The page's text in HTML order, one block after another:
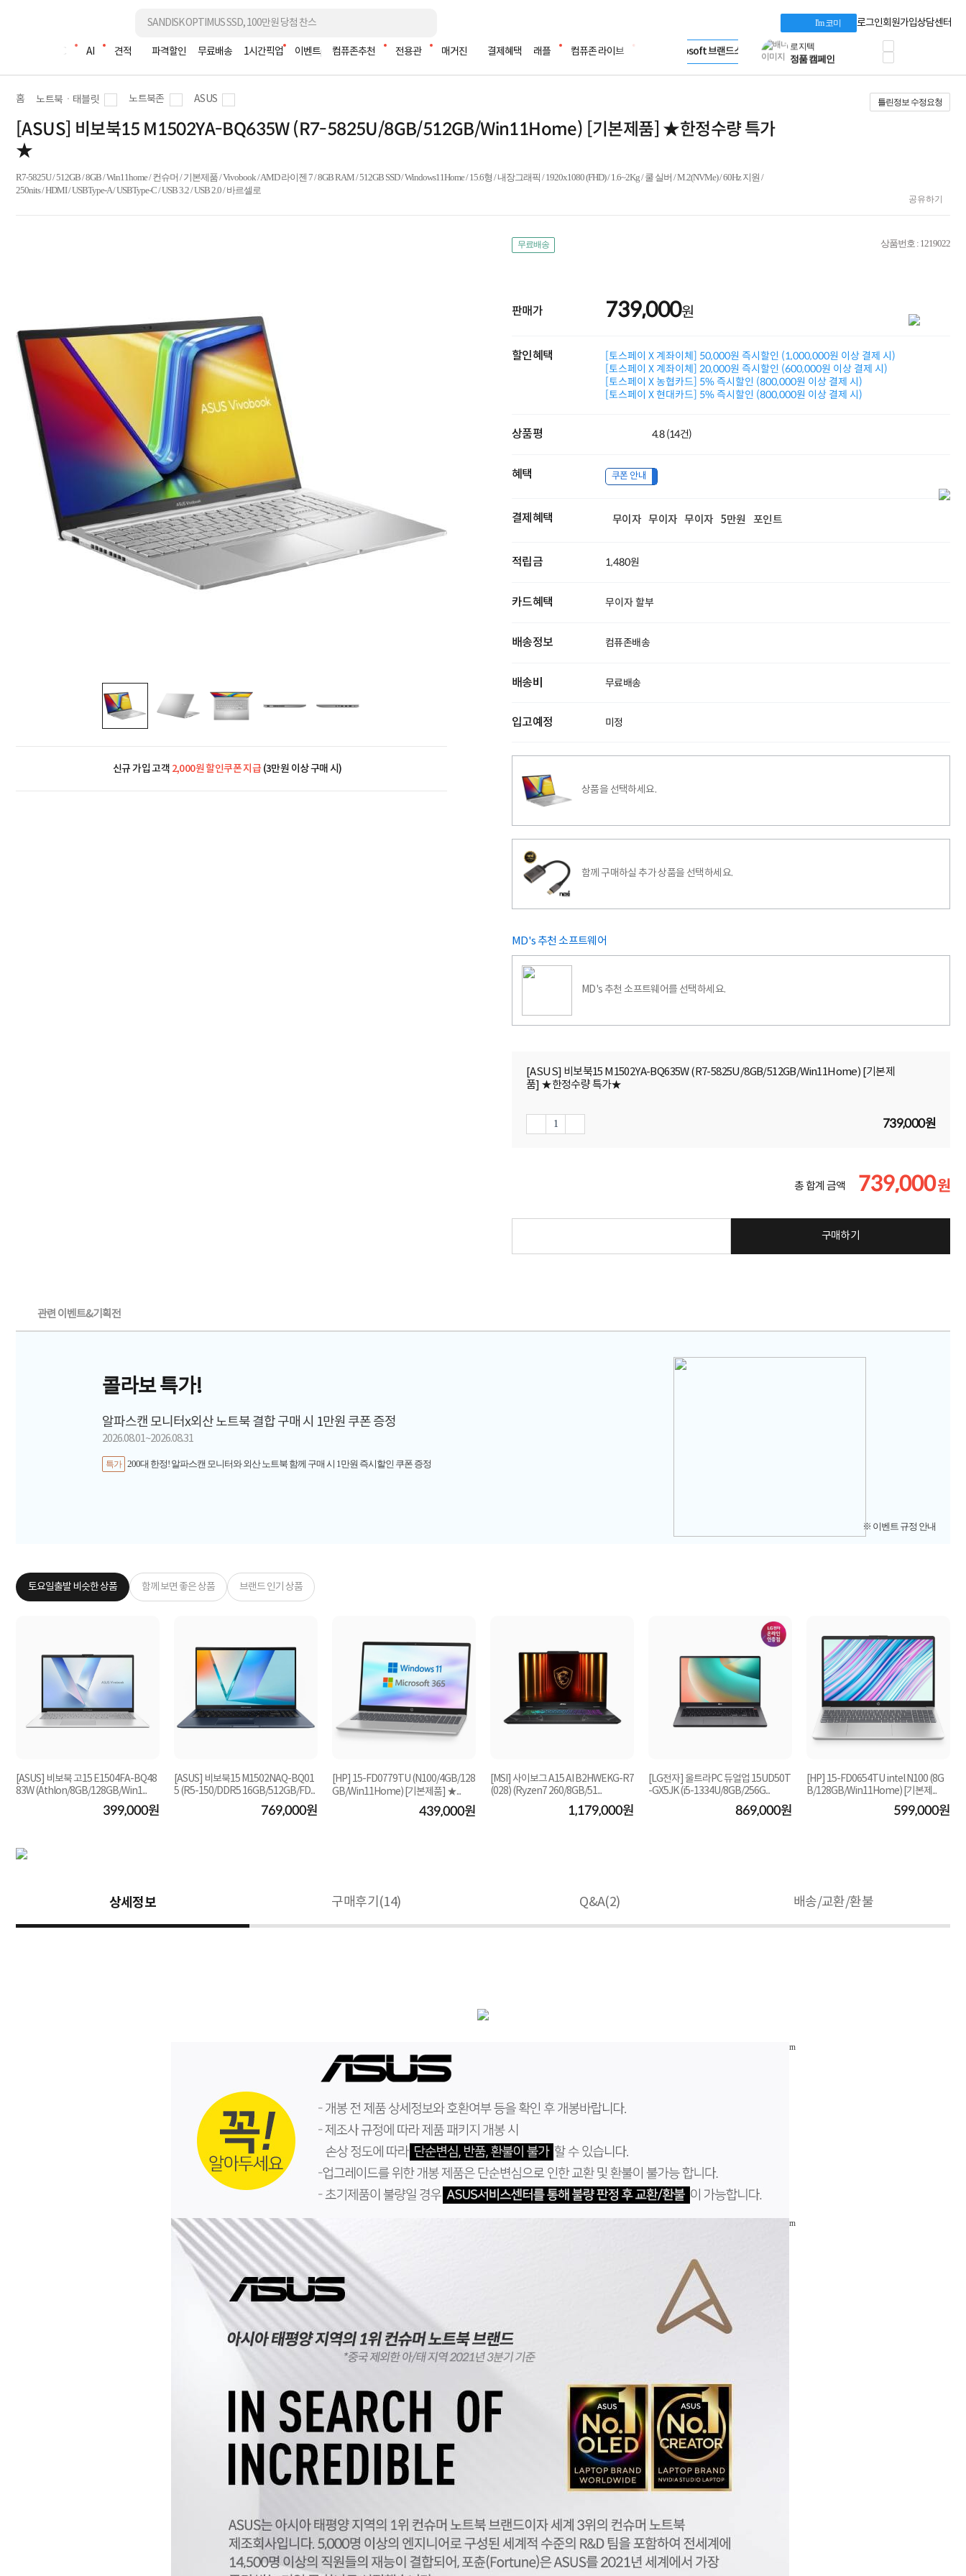
I'm 코미 로그인회원가입상담센터
조립PC AI 견적 파격할인 무료배송 1시간픽업 이벤트 컴퓨존추천 전용관 매거진 결제혜택 래플 컴퓨존 라이브
LG gram & 브랜드스토어
Microsoft 브랜드스토어
AMD 브랜드스토어
Apple 기업전용관
Dell 구매 찬스
프로 에센셜
타협 없는 게이밍
HP OMEN
로지텍
누적 금액 별
적립금 페이백!
Dell 구매왕
상품권 30만원
홈 노트북ㆍ태블릿 노트북존 ASUS 틀린정보 수정요청
[ASUS] 비보북15 M1502YA-BQ635W (R7-5825U/8GB/512GB/Win11Home) [기본제품] ★한정수량 특가
★
R7-5825U / 512GB / 8GB / Win11home / 컨슈머 / 기본제품 / Vivobook / AMD 라이젠 7 / 8GB RAM / 512GB SSD / Windows11Home / 15.6형 / 내장그래픽 / 1920x1080 (FHD) / 1.6~2Kg / 쿨 실버 / M.2(NVMe) / 60Hz 지원 /
250nits / HDMI / USBType-A / USBType-C / USB 3.2 / USB 2.0 / 바르셀로
공유하기
신규 가입 고객 2,000원 할인쿠폰 지급(3만원 이상 구매 시)
무료배송 상품번호 : 1219022
판매가 739,000원
할인혜택
[토스페이 X 계좌이체] 50,000원 즉시할인 (1,000,000원 이상 결제 시)
[토스페이 X 계좌이체] 20,000원 즉시할인 (600,000원 이상 결제 시)
[토스페이 X 농협카드] 5% 즉시할인 (800,000원 이상 결제 시)
[토스페이 X 현대카드] 5% 즉시할인 (800,000원 이상 결제 시)
상품평 4.8 (14건)
혜택 쿠폰 안내
결제혜택 무이자 무이자 무이자 5만원 포인트
적립금 1,480원
카드혜택 무이자 할부
배송정보 컴퓨존배송
배송비 무료배송
입고예정 미정
상품을 선택하세요.
함께 구매하실 추가 상품을 선택하세요.
MD's 추천 소프트웨어
MD's 추천 소프트웨어를 선택하세요.
[ASUS] 비보북15 M1502YA-BQ635W (R7-5825U/8GB/512GB/Win11Home) [기본제
품] ★한정수량 특가★
739,000원
총 합계 금액 739,000원
구매하기
관련 이벤트&기획전
콜라보 특가!
알파스캔 모니터x외산 노트북 결합 구매 시 1만원 쿠폰 증정
2026.08.01~2026.08.31
특가 200대 한정! 알파스캔 모니터와 외산 노트북 함께 구매 시 1만원 즉시할인 쿠폰 증정
※ 이벤트 규정 안내
토요일출발 비슷한 상품 함께 보면 좋은 상품 브랜드 인기 상품
[ASUS] 비보북 고15 E1504FA-BQ48
83W (Athlon/8GB/128GB/Win1...
399,000원
[ASUS] 비보북15 M1502NAQ-BQ01
5 (R5-150/DDR5 16GB/512GB/FD...
769,000원
[HP] 15-FD0779TU (N100/4GB/128
GB/Win11Home) [기본제품] ★...
439,000원
[MSI] 사이보그 A15 AI B2HWEKG-R7
(028) (Ryzen7 260/8GB/51...
1,179,000원
[LG전자] 울트라PC 듀얼업 15UD50T
-GX5JK (i5-1334U/8GB/256G...
869,000원
[HP] 15-FD0654TU intel N100 (8G
B/128GB/Win11Home) [기본제...
599,000원
상세정보 구매후기(14) Q&A(2) 배송/교환/환불
rn
rn